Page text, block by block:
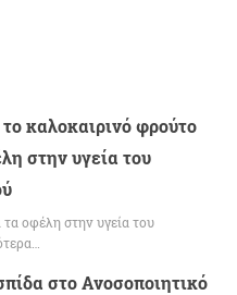
καλοκαιρινό φρούτο
στην υγεία του
οφέλη στην υγεία του
στο Ανοσοποιητικό